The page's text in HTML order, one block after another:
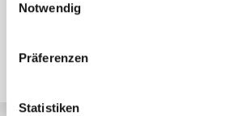
Notwendig
Präferenzen
Statistiken
Weiterbildungsassistent (m/w/d)